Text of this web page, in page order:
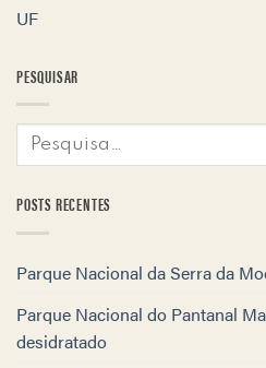
UF
PESQUISAR
POSTS RECENTES
Parque Nacional da Serra da
Parque Nacional do Pantanal
desidratado